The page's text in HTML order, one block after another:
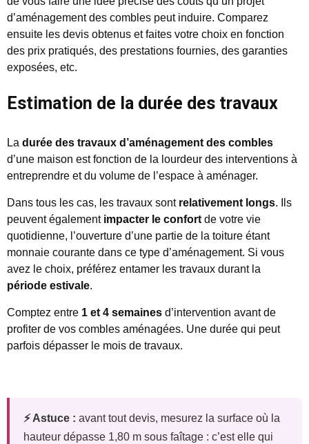
d’aménagement des combles peut induire. Comparez
ensuite les devis obtenus et faites votre choix en fonction
des prix pratiqués, des prestations fournies, des garanties
exposées, etc.
Estimation de la durée des travaux
La durée des travaux d’aménagement des combles
d’une maison est fonction de la lourdeur des interventions à
entreprendre et du volume de l’espace à aménager.
Dans tous les cas, les travaux sont relativement longs. Ils
peuvent également impacter le confort de votre vie
quotidienne, l’ouverture d’une partie de la toiture étant
monnaie courante dans ce type d’aménagement. Si vous
avez le choix, préférez entamer les travaux durant la
période estivale.
Comptez entre 1 et 4 semaines d’intervention avant de
profiter de vos combles aménagées. Une durée qui peut
parfois dépasser le mois de travaux.
⚡ Astuce : avant tout devis, mesurez la surface où la
hauteur dépasse 1,80 m sous faîtage : c’est elle qui